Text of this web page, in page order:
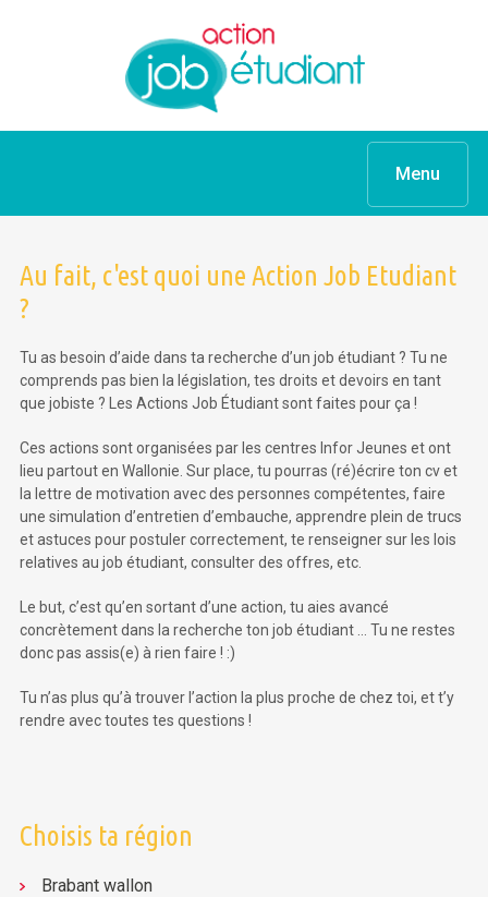
Menu
Au fait, c'est quoi une Action Job Etudiant
?
Tu as besoin d’aide dans ta recherche d’un job étudiant ? Tu ne
comprends pas bien la législation, tes droits et devoirs en tant
que jobiste ? Les Actions Job Étudiant sont faites pour ça !
Ces actions sont organisées par les centres Infor Jeunes et ont
lieu partout en Wallonie. Sur place, tu pourras (ré)écrire ton cv et
la lettre de motivation avec des personnes compétentes, faire
une simulation d’entretien d’embauche, apprendre plein de trucs
et astuces pour postuler correctement, te renseigner sur les lois
relatives au job étudiant, consulter des offres, etc.
Le but, c’est qu’en sortant d’une action, tu aies avancé
concrètement dans la recherche ton job étudiant … Tu ne restes
donc pas assis(e) à rien faire ! :)
Tu n’as plus qu’à trouver l’action la plus proche de chez toi, et t’y
rendre avec toutes tes questions !
Choisis ta région
Brabant wallon